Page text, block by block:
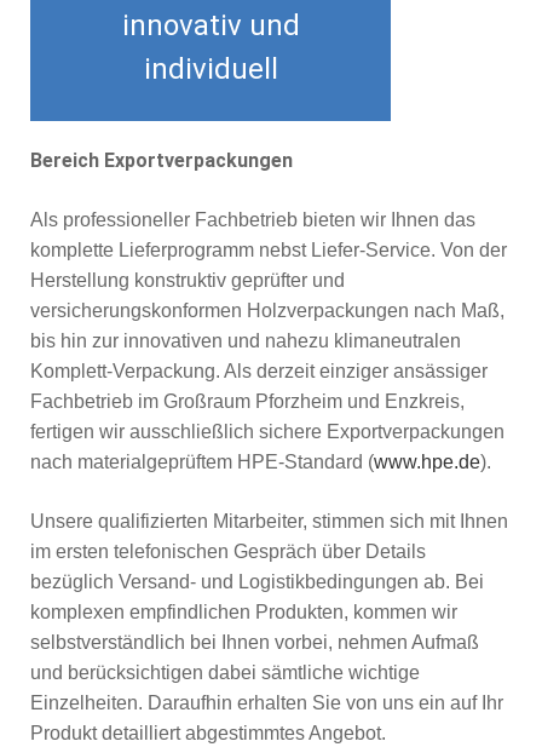
Bereich Exportverpackungen
Als professioneller Fachbetrieb bieten wir Ihnen das
komplette Lieferprogramm nebst Liefer-Service. Von der
Herstellung konstruktiv geprüfter und
versicherungskonformen Holzverpackungen nach Maß,
bis hin zur innovativen und nahezu klimaneutralen
Komplett-Verpackung. Als derzeit einziger ansässiger
Fachbetrieb im Großraum Pforzheim und Enzkreis,
fertigen wir ausschließlich sichere Exportverpackungen
nach materialgeprüftem HPE-Standard (www.hpe.de).
Unsere qualifizierten Mitarbeiter, stimmen sich mit Ihnen
im ersten telefonischen Gespräch über Details
bezüglich Versand- und Logistikbedingungen ab. Bei
komplexen empfindlichen Produkten, kommen wir
selbstverständlich bei Ihnen vorbei, nehmen Aufmaß
und berücksichtigen dabei sämtliche wichtige
Einzelheiten. Daraufhin erhalten Sie von uns ein auf Ihr
Produkt detailliert abgestimmtes Angebot.
innovativ und
individuell